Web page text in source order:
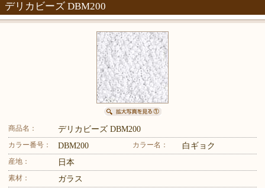
デリカビーズ DBM200
商品名： デリカビーズ DBM200
カラー番号： DBM200 カラー名： 白ギョク
産地： 日本
素材： ガラス